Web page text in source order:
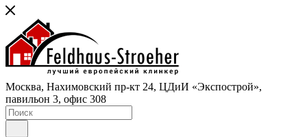
Москва, Нахимовский пр-кт 24, ЦДиИ «Экспострой»,
павильон 3, офис 308